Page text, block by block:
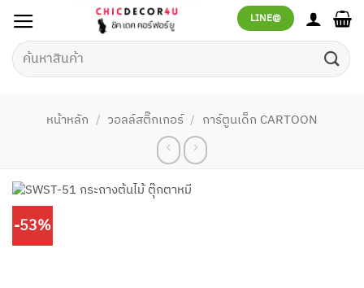
เนื้อหา
LINE@
ค้นหา:
หน้าหลัก / วอลล์สติ๊กเกอร์ / การ์ตูนเด็ก CARTOON
-53%